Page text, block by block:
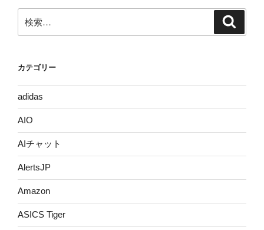
索:
カテゴリー
adidas
AIO
AIチャット
AlertsJP
Amazon
ASICS Tiger